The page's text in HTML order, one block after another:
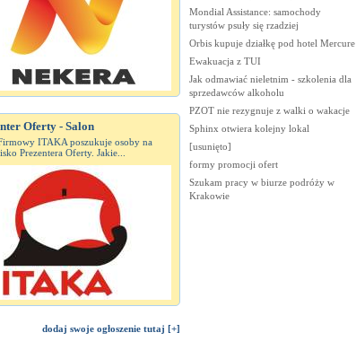
Oferty - Salon
ITAKA poszukuje osoby na
Prezentera Oferty. Jakie...
dodaj swoje ogłoszenie tutaj [+]
Mondial Assistance: samochody
turystów psuły się rzadziej
Orbis kupuje działkę pod hotel Mercure
Ewakuacja z TUI
Jak odmawiać nieletnim - szkolenia dla
sprzedawców alkoholu
PZOT nie rezygnuje z walki o wakacje
Sphinx otwiera kolejny lokal
[usunięto]
formy promocji ofert
Szukam pracy w biurze podróży w
Krakowie